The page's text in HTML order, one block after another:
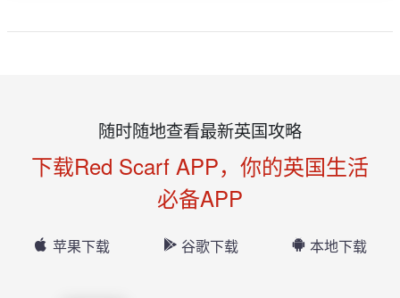
随时随地查看最新英国攻略
下载Red Scarf APP，你的英国生活
必备APP
苹果下载 谷歌下载 本地下载